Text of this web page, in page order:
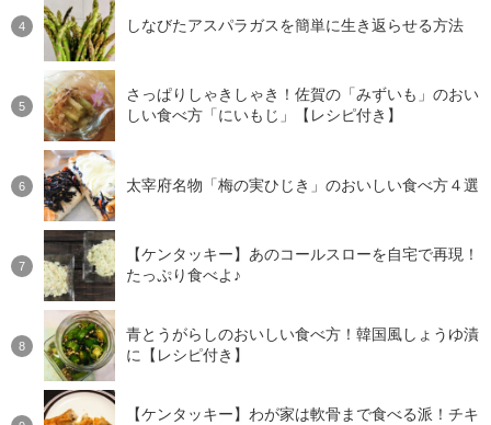
しなびたアスパラガスを簡単に生き返らせる方法
さっぱりしゃきしゃき！佐賀の「みずいも」のおい
しい食べ方「にいもじ」【レシピ付き】
太宰府名物「梅の実ひじき」のおいしい食べ方４選
【ケンタッキー】あのコールスローを自宅で再現！
たっぷり食べよ♪
青とうがらしのおいしい食べ方！韓国風しょうゆ漬
に【レシピ付き】
【ケンタッキー】わが家は軟骨まで食べる派！チキ